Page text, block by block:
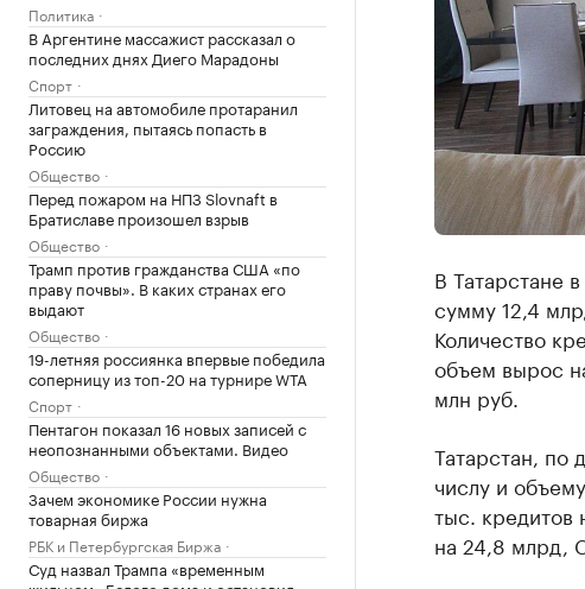
Политика
В Аргентине массажист рассказал о
последних днях Диего Марадоны
Спорт
Литовец на автомобиле протаранил
заграждения, пытаясь попасть в
Россию
Общество
Перед пожаром на НПЗ Slovnaft в
Братиславе произошел взрыв
Общество
Трамп против гражданства США «по
праву почвы». В каких странах его
выдают
Общество
19-летняя россиянка впервые победила
соперницу из топ-20 на турнире WTA
Спорт
Пентагон показал 16 новых записей с
неопознанными объектами. Видео
Общество
Зачем экономике России нужна
товарная биржа
РБК и Петербургская Биржа
Суд назвал Трампа «временным
В Татарстане
сумму 12,4
Количество
объем вырос
млн руб.
Татарстан, по
числу и
тыс. кредитов
на 24,8 млрд,